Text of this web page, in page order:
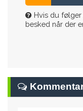
Hvis du
besked når der